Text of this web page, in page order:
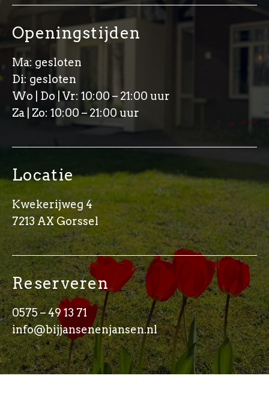
Openingstijden
Ma: gesloten
Di: gesloten
Wo | Do | Vr: 10:00 – 21:00 uur
Za | Zo: 10:00 – 21:00 uur
Locatie
Kwekerijweg 4
7213 AX Gorssel
Reserveren
0575 – 49 13 71
info@bijjansenenjansen.nl